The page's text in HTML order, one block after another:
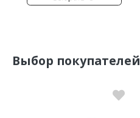
Выбор покупателей